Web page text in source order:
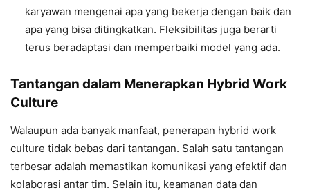
karyawan mengenai apa yang bekerja dengan baik dan
apa yang bisa ditingkatkan. Fleksibilitas juga berarti
terus beradaptasi dan memperbaiki model yang ada.
Tantangan dalam Menerapkan Hybrid Work
Culture
Walaupun ada banyak manfaat, penerapan hybrid work
culture tidak bebas dari tantangan. Salah satu tantangan
terbesar adalah memastikan komunikasi yang efektif dan
kolaborasi antar tim. Selain itu, keamanan data dan